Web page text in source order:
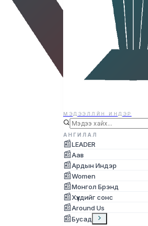
МЭДЭЭЛЛЙН ИНДЭР
АНГИЛАЛ
📰LEADER
📰Аав
📰Ардын Индэр
📰Women
📰Монгол Брэнд
📰Хүүхдийг сонс
📰Around Us
📰Бусад